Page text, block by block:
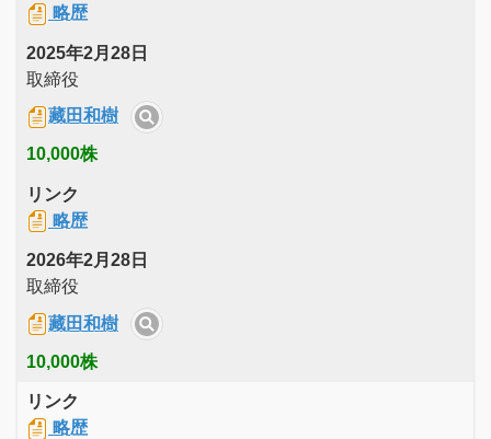
略歴
2025年2月28日
取締役
藏田和樹
10,000株
リンク
略歴
2026年2月28日
取締役
藏田和樹
10,000株
リンク
略歴